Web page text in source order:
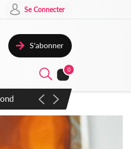
Se Connecter
S'abonner
0